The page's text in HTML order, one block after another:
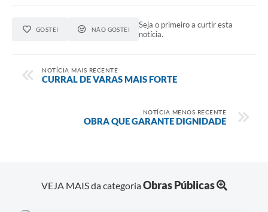
GOSTEI NÃO GOSTEI
Seja o primeiro a curtir esta
notícia.
NOTÍCIA MAIS RECENTE
CURRAL DE VARAS MAIS FORTE
NOTÍCIA MENOS RECENTE
OBRA QUE GARANTE DIGNIDADE
VEJA MAIS da categoriaObras Públicas